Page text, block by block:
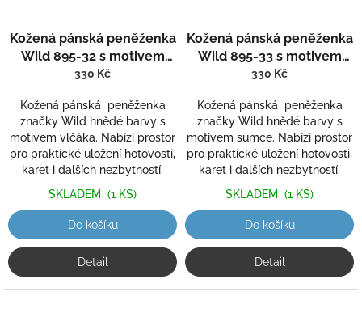
Kožená pánská peněženka
Wild 895-32 s motivem
vlčáka
330 Kč
Kožená pánská peněženka
značky Wild hnědé barvy s
motivem vlčáka. Nabízí prostor
pro praktické uložení hotovosti,
karet i dalších nezbytností.
SKLADEM (1 KS)
Do košíku
Detail
Kožená pánská peněženka
Wild 895-33 s motivem
sumce
330 Kč
Kožená pánská peněženka
značky Wild hnědé barvy s
motivem sumce. Nabízí prostor
pro praktické uložení hotovosti,
karet i dalších nezbytností.
SKLADEM (1 KS)
Do košíku
Detail